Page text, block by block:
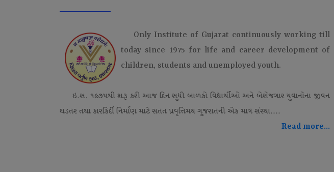
Only Institute of Gujarat continuously working till
today since 1975 for life and career development of
children, students and unemployed youth.
ઇ.સ. ૧૯૭૫થી શરૂ કરી આજ દિન સુધી બાળકો વિદ્યાર્થીઓ અને બેરોજગાર યુવાનોના જીવન
ઘડતર તથા કારકિર્દી નિર્માણ માટે સતત પ્રવૃત્તિમય ગુજરાતની એક માત્ર સંસ્થા....
Read more...